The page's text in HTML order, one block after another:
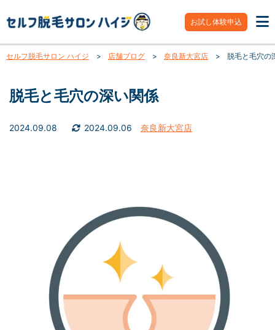
お試し体験申込
セルフ脱毛サロン ハイジ > 店舗ブログ > 奈良新大宮店 > 脱毛と毛穴の
脱毛と毛穴の深い関係
2024.09.08 2024.09.06 奈良新大宮店